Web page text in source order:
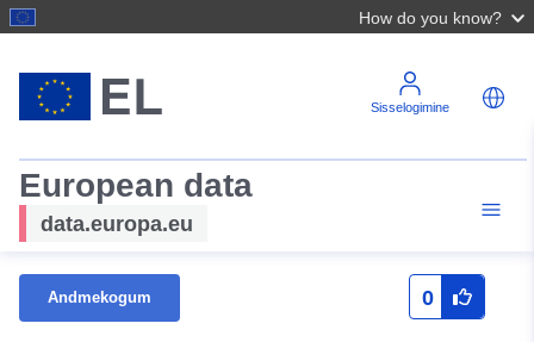
How do you know?
Sisselogimine
European data
data.europa.eu
Andmekogum 0